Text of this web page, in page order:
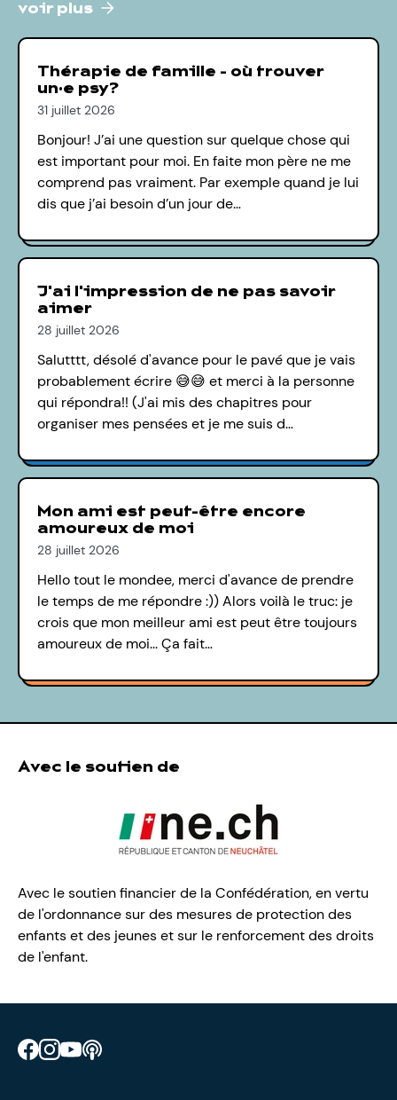
voir plus
Thérapie de famille - où trouver
un·e psy?
31 juillet 2026
Bonjour! J’ai une question sur quelque chose qui
est important pour moi. En faite mon père ne me
comprend pas vraiment. Par exemple quand je lui
dis que j’ai besoin d’un jour de…
J'ai l'impression de ne pas savoir
aimer
28 juillet 2026
Salutttt, désolé d'avance pour le pavé que je vais
probablement écrire 😅😅 et merci à la personne
qui répondra!! (J'ai mis des chapitres pour
organiser mes pensées et je me suis d…
Mon ami est peut-être encore
amoureux de moi
28 juillet 2026
Hello tout le mondee, merci d'avance de prendre
le temps de me répondre :)) Alors voilà le truc: je
crois que mon meilleur ami est peut être toujours
amoureux de moi... Ça fait…
Avec le soutien de
Avec le soutien financier de la Confédération, en vertu
de l'ordonnance sur des mesures de protection des
enfants et des jeunes et sur le renforcement des droits
de l'enfant.
Retrouve CIAO sur Facebook
Retrouve CIAO sur Instagram
Retrouve CIAO sur YouTube